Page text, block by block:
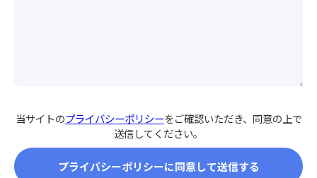
当サイトのプライバシーポリシーをご確認いただき、同意の上で
送信してください。